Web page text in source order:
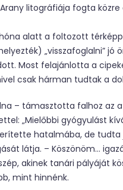
litográfiája fogta
alatt a foltozott
„visszafoglalni” jó
Most felajánlotta a
csak hárman tudtak a
– támasztotta falhoz az
„Mielőbbi gyógyulást
hatalmába, de
látja. – Köszönöm…
akinek tanári pályáját
mint hinnénk.